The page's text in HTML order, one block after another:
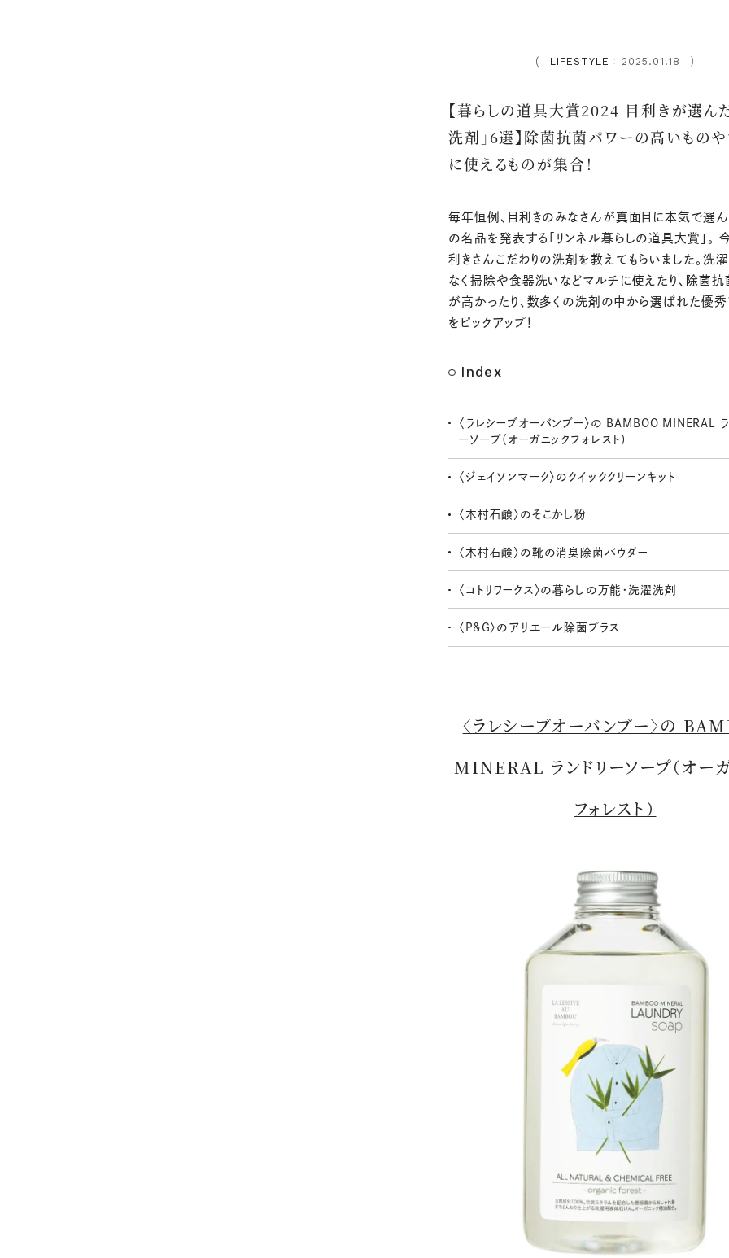
LIFESTYLE ： 2025.01.18
【暮らしの道具大賞2024 目利きが選ん
洗剤」6選】除菌抗菌パワーの高いもの
に使えるものが集合！
毎年恒例、目利きのみなさんが真面目に本気で選
の名品を発表する「リンネル暮らしの道具大賞」。
利きさんこだわりの洗剤を教えてもらいました。洗
なく掃除や食器洗いなどマルチに使えたり、除菌抗
が高かったり、数多くの洗剤の中から選ばれた優秀
をピックアップ！
Index
〈ラレシーブオーバンブー〉の BAMBOO MINERAL ラ
ーソープ（オーガニックフォレスト）
〈ジェイソンマーク〉のクイッククリーンキット
〈木村石鹸〉のそこかし粉
〈木村石鹸〉の靴の消臭除菌パウダー
〈コトリワークス〉の暮らしの万能・洗濯洗剤
〈P&G〉のアリエール除菌プラス
〈ラレシーブオーバンブー〉の
MINERAL ランドリーソープ（オー
フォレスト）